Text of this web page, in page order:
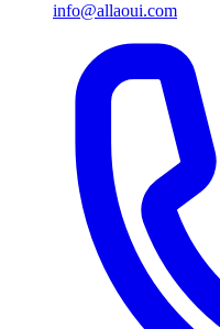
info@allaoui.com